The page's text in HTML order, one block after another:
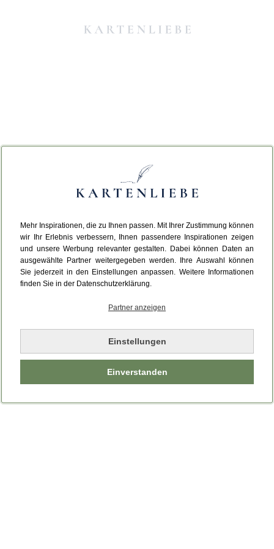
Mehr Inspirationen, die zu Ihnen passen. Mit Ihrer Zustimmung können
wir Ihr Erlebnis verbessern, Ihnen passendere Inspirationen zeigen
und unsere Werbung relevanter gestalten. Dabei können Daten an
ausgewählte Partner weitergegeben werden. Ihre Auswahl können
Sie jederzeit in den Einstellungen anpassen. Weitere Informationen
finden Sie in der Datenschutzerklärung.
Partner anzeigen
Einstellungen
Einverstanden
Da ist etwas schiefgelaufen.
Leider ist ein technischer Fehler aufgetreten.
Bitte laden Sie die Seite neu.